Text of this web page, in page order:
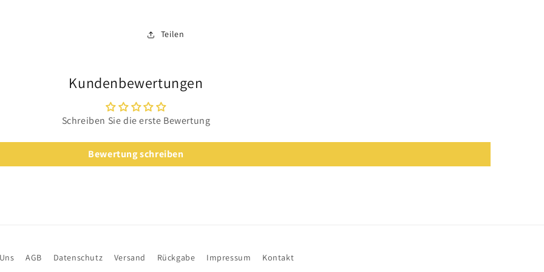
Teilen
Kundenbewertungen
Schreiben Sie die erste Bewertung
Bewertung schreiben
AGB Datenschutz Versand Rückgabe Impressum Kontakt